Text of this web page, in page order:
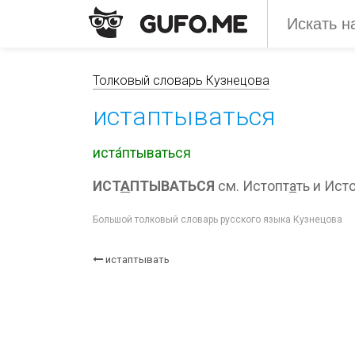
Толковый словарь Кузнецова
истаптываться
иста́птываться
ИСТАПТЫВАТЬСЯ см. Истоптать и
Большой толковый словарь русского языка Кузнецова
истаптывать